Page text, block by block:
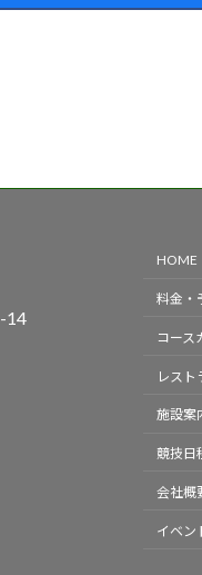
14
HOME
料金・
コース
レスト
施設案
競技日
会社概
イベン